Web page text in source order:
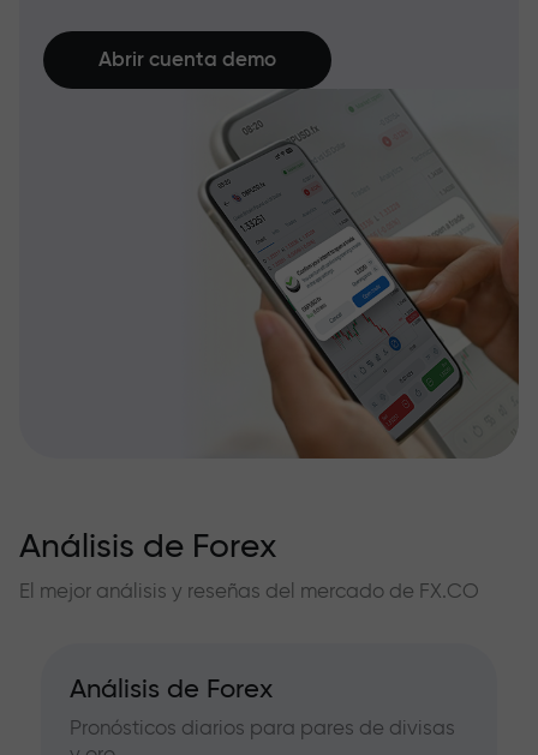
Abrir cuenta demo
Análisis de Forex
El mejor análisis y reseñas del mercado de FX.CO
Análisis de Forex
Pronósticos diarios para pares de divisas